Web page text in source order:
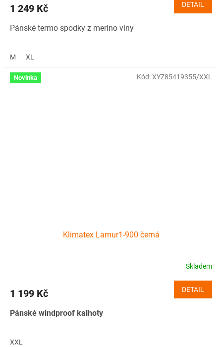
1 249 Kč DETAIL
Pánské termo spodky z merino vlny
M XL
Novinka
Klimatex Lamur1-900 černá
Skladem
1 199 Kč DETAIL
Pánské windproof kalhoty
XXL
Kód:XYZ85419355/XXL